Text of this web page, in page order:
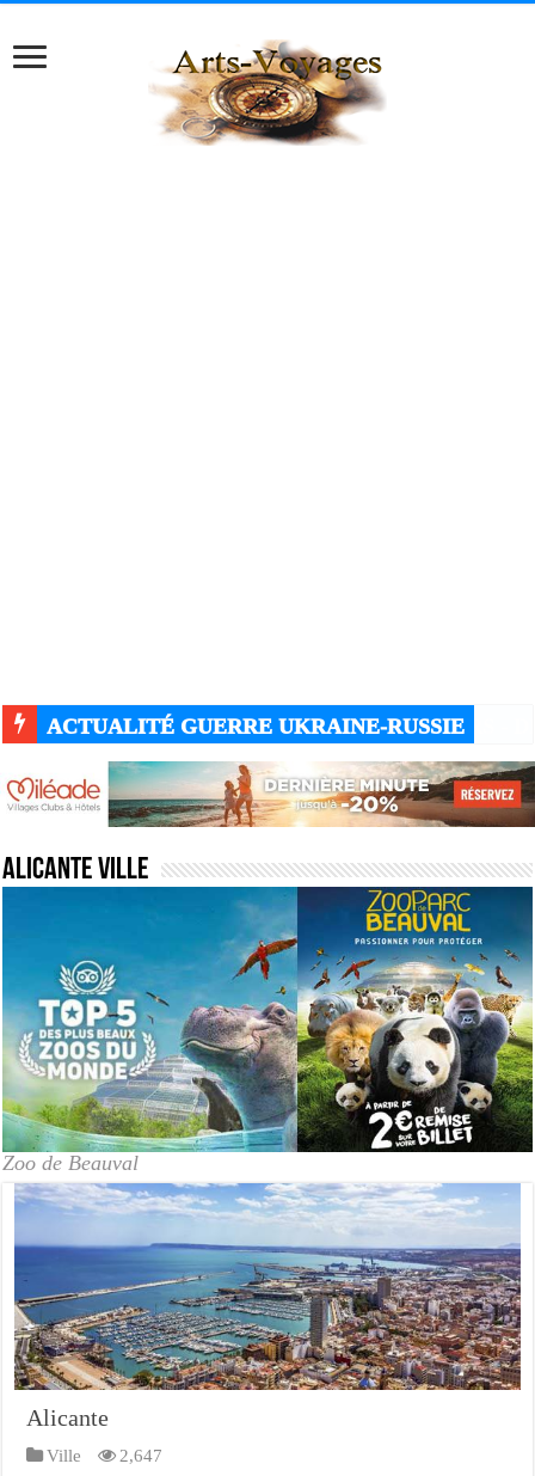
ACTUALITÉ GUERRE UKRAINE-RUSSIE
Alicante ville
Zoo de Beauval
Alicante
Ville 2,647